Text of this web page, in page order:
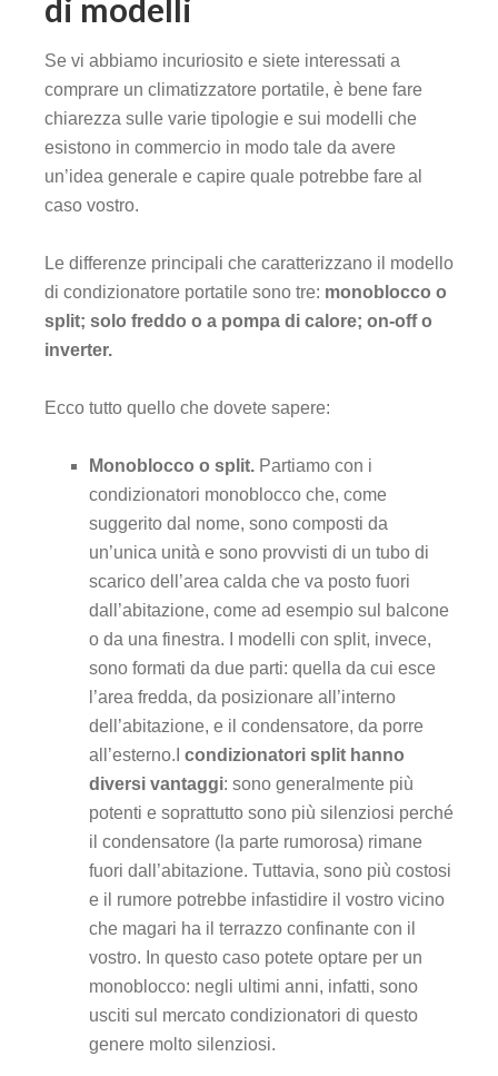
di modelli
Se vi abbiamo incuriosito e siete interessati a
comprare un climatizzatore portatile, è bene fare
chiarezza sulle varie tipologie e sui modelli che
esistono in commercio in modo tale da avere
un’idea generale e capire quale potrebbe fare al
caso vostro.
Le differenze principali che caratterizzano il modello
di condizionatore portatile sono tre: monoblocco o
split; solo freddo o a pompa di calore; on-off o
inverter.
Ecco tutto quello che dovete sapere:
Monoblocco o split. Partiamo con i
condizionatori monoblocco che, come
suggerito dal nome, sono composti da
un’unica unità e sono provvisti di un tubo di
scarico dell’area calda che va posto fuori
dall’abitazione, come ad esempio sul balcone
o da una finestra. I modelli con split, invece,
sono formati da due parti: quella da cui esce
l’area fredda, da posizionare all’interno
dell’abitazione, e il condensatore, da porre
all’esterno.I condizionatori split hanno
diversi vantaggi: sono generalmente più
potenti e soprattutto sono più silenziosi perché
il condensatore (la parte rumorosa) rimane
fuori dall’abitazione. Tuttavia, sono più costosi
e il rumore potrebbe infastidire il vostro vicino
che magari ha il terrazzo confinante con il
vostro. In questo caso potete optare per un
monoblocco: negli ultimi anni, infatti, sono
usciti sul mercato condizionatori di questo
genere molto silenziosi.